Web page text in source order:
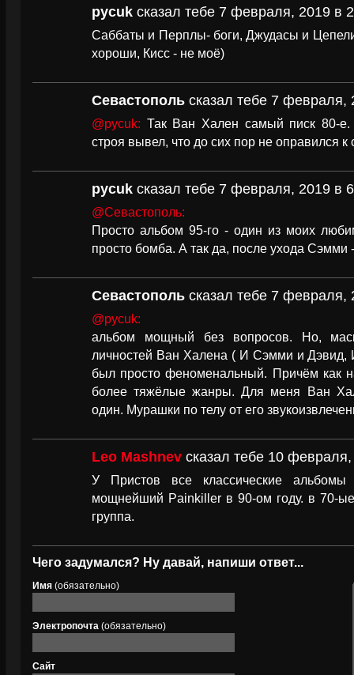
pycuk сказал тебе 7 февраля, 2019 в
Саббаты и Перплы- боги, Джудасы и
хороши, Кисс - не моё)
Севастополь сказал тебе 7 февраля,
@pycuk: Так Ван Хален самый писк 80-е.
строя вывел, что до сих пор не оправился
pycuk сказал тебе 7 февраля, 2019 в
@Севастополь:
Просто альбом 95-го - один из моих
просто бомба. А так да, после ухода
Севастополь сказал тебе 7 февраля,
@pycuk:
альбом мощный без вопросов. Но,
личностей Ван Халена ( И Сэмми и Дэвид,
был просто феноменальный. Причём как
более тяжёлые жанры. Для меня Ван
один. Мурашки по телу от его
Leo Mashnev сказал тебе 10
У Пристов все классические
мощнейший Painkiller в 90-ом году. в 70-ые
группа.
Чего задумался? Ну давай, напиши ответ...
Имя (обязательно)
Электропочта (обязательно)
Сайт